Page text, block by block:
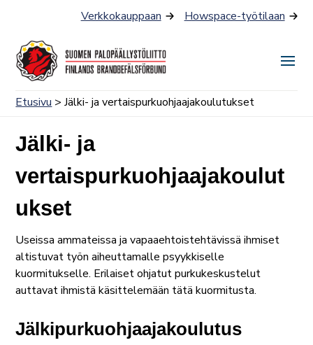
Verkkokauppaan Howspace-työtilaan
Etusivu > Jälki- ja vertaispurkuohjaajakoulutukset
Jälki- ja
vertaispurkuohjaajakoulut
ukset
Useissa ammateissa ja vapaaehtoistehtävissä ihmiset
altistuvat työn aiheuttamalle psyykkiselle
kuormitukselle. Erilaiset ohjatut purkukeskustelut
auttavat ihmistä käsittelemään tätä kuormitusta.
Jälkipurkuohjaajakoulutus